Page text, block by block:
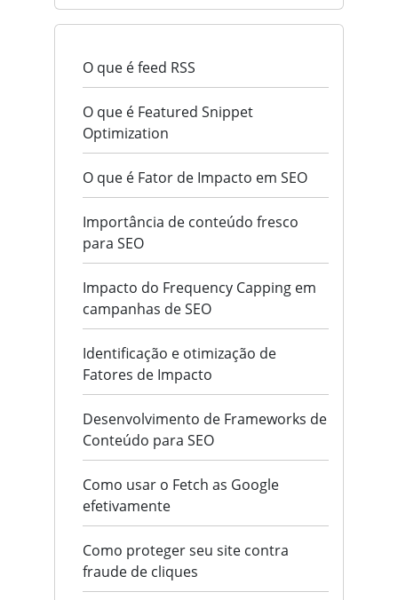
O que é feed RSS
O que é Featured Snippet
Optimization
O que é Fator de Impacto em SEO
Importância de conteúdo fresco
para SEO
Impacto do Frequency Capping em
campanhas de SEO
Identificação e otimização de
Fatores de Impacto
Desenvolvimento de Frameworks de
Conteúdo para SEO
Como usar o Fetch as Google
efetivamente
Como proteger seu site contra
fraude de cliques